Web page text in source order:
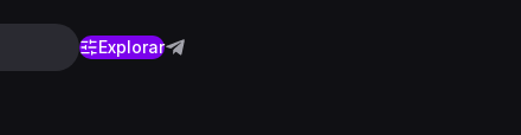
Explorar